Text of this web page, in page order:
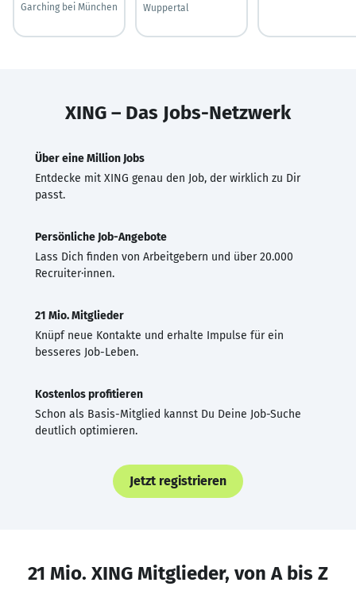
Garching bei München
Wuppertal
XING – Das Jobs-Netzwerk
Über eine Million Jobs
Entdecke mit XING genau den Job, der wirklich zu Dir
passt.
Persönliche Job-Angebote
Lass Dich finden von Arbeitgebern und über 20.000
Recruiter·innen.
21 Mio. Mitglieder
Knüpf neue Kontakte und erhalte Impulse für ein
besseres Job-Leben.
Kostenlos profitieren
Schon als Basis-Mitglied kannst Du Deine Job-Suche
deutlich optimieren.
Jetzt registrieren
21 Mio. XING Mitglieder, von A bis Z